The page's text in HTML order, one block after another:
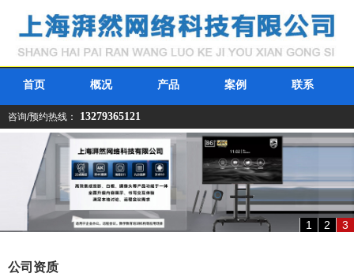
首页 概况 产品 案例 联系
咨询/预约热线： 13279365121
1 2 3
公司资质